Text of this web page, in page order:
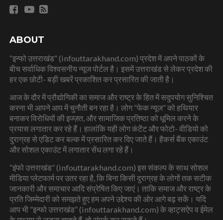
ABOUT
“इन्फो उत्तराखंड” (infouttarakhand.com) प्रदेश में अपने पाठकों के
बीच सर्वाधिक विश्वसनीय न्यूज पोर्टल है। इसमें उत्तराखंड से लेकर प्रदेश की
हर एक छोटी- बड़ी खबरें प्रकाशित कर प्रसारित की जाती है।
आज के दौर में प्रौद्योगिकी का समाज और राष्ट्र के हित में सदुपयोग सुनिश्चित
करना भी आपने आप में चुनौती बन रहा है। लोग “फेक न्यूज” को हथियार
बनाकर विरोधियों की इज्ज़त, और सामाजिक प्रतिष्ठा को धूमिल करने के
प्रयास लगातार कर रहे हैं। हालांकि यही लोग कंटेंट और फोटो- वीडियो को
दुराग्रह से एडिट कर बल्क में प्रसारित कर दिए जाते हैं। हैकर्स बैंक एकाउंट
और सोशल एकाउंट में लगातार सेंध लगा रहे हैं।
“इंफो उत्तराखंड” (infouttarakhand.com) इस संकल्प के साथ सोशल
मीडिया प्लेटफार्म पर उतर रहा है, कि बिना किसी दुराग्रह के लोगों तक सटीक
जानकारी और समाचार आदि संप्रेषित किए जाएं। ताकि समाज और राष्ट्र के
प्रति जिम्मेदारी को समझते हुए हम अपने उद्देश्य की ओर आगे बढ़ सकें। यदि
आप भी “इन्फो उत्तराखंड” (infouttarakhand.com) के व्हाट्सऐप व ईमेल